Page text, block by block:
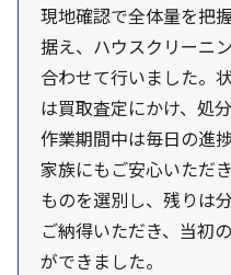
現地確認で全体量を把
据え、ハウスクリーニ
合わせて行いました。
は買取査定にかけ、処
作業期間中は毎日の進
家族にもご安心いただ
ものを選別し、残りは
ご納得いただき、当初
ができました。